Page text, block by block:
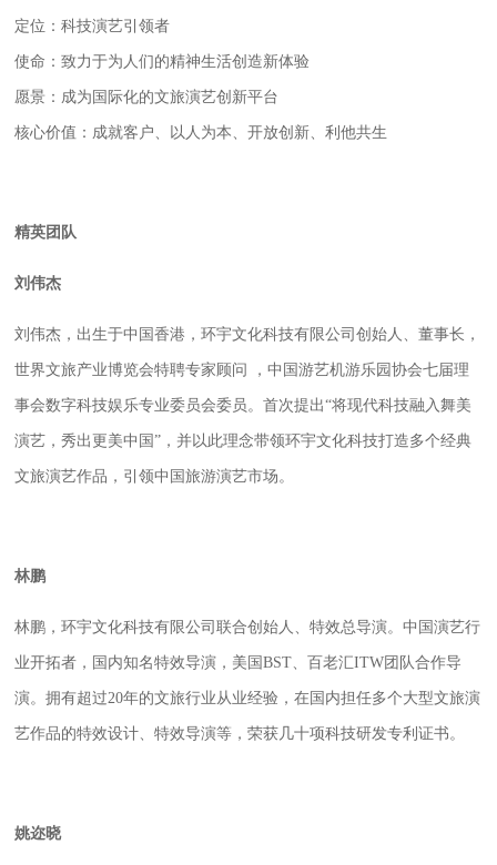
定位：科技演艺引领者
使命：致力于为人们的精神生活创造新体验
愿景：成为国际化的文旅演艺创新平台
核心价值：成就客户、以人为本、开放创新、利他共生
精英团队
刘伟杰
刘伟杰， 出生于中国香港，环宇文化科技有限公司创始人、董事长 ，
世界文旅产业博览会特聘专家顾问 ，中国游艺机游乐园协会七届理
事会数字科技娱乐专业委员会委员 。首次提出“将现代科技融入舞美
演艺，秀出更美中国”，并以此理念带领环宇文化科技打造多个经典
文旅演艺作品，引领中国旅游演艺市场。
林鹏
林鹏，环宇文化科技有限公司联合创始人、特效总导演。中国演艺行
业开拓者，国内知名特效导演，美国BST 、百老汇ITW团队合作导
演。拥有超过20年的文旅行业从业经验，在国内担任多个大型文旅演
艺作品的特效设计、特效导演等，荣获几十项科技研发专利证书。
姚迩晓